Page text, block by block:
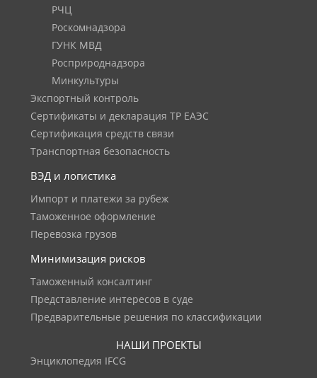
РЧЦ
Роскомнадзора
ГУНК МВД
Росприроднадзора
Минкультуры
Экспортный контроль
Сертификаты и декларация ТР ЕАЭС
Сертификация средств связи
Транспортная безопасность
ВЭД и логистика
Импорт и платежи за рубеж
Таможенное оформление
Перевозка грузов
Минимизация рисков
Таможенный консалтинг
Представление интересов в суде
Предварительные решения по классификации
НАШИ ПРОЕКТЫ
Энциклопедия IFCG